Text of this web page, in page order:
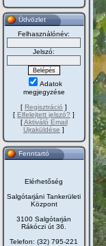
Üdvözlet
Felhasználónév:
Jelszó:
Adatok
megjegyzése
[ Regisztráció ]
[ Elfelejtett jelszó? ]
[Aktiváló Email
Újraküldése ]
Fenntartó
Elérhetőség
Salgótarjáni Tankerületi
Központ
3100 Salgótarján
Rákóczi út 36.
Telefon: (32) 795-221